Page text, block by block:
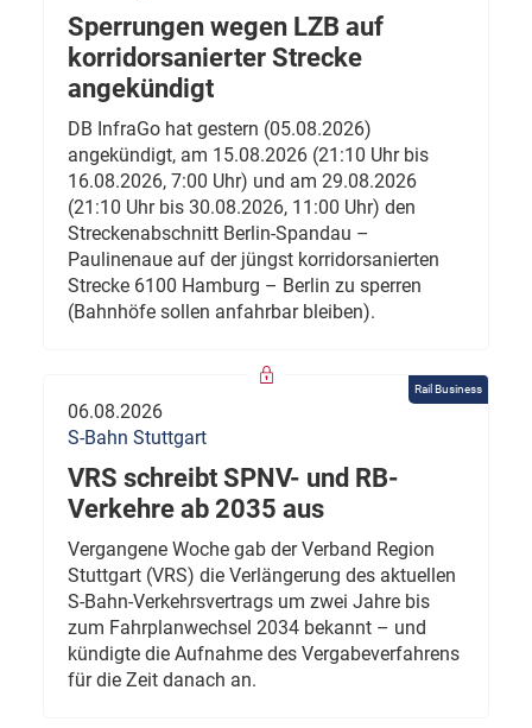
Sperrungen wegen LZB auf
korridorsanierter Strecke
angekündigt
DB InfraGo hat gestern (05.08.2026)
angekündigt, am 15.08.2026 (21:10 Uhr bis
16.08.2026, 7:00 Uhr) und am 29.08.2026
(21:10 Uhr bis 30.08.2026, 11:00 Uhr) den
Streckenabschnitt Berlin-Spandau –
Paulinenaue auf der jüngst korridorsanierten
Strecke 6100 Hamburg – Berlin zu sperren
(Bahnhöfe sollen anfahrbar bleiben).
Rail Business
06.08.2026
S-Bahn Stuttgart
VRS schreibt SPNV- und RB-
Verkehre ab 2035 aus
Vergangene Woche gab der Verband Region
Stuttgart (VRS) die Verlängerung des aktuellen
S-Bahn-Verkehrsvertrags um zwei Jahre bis
zum Fahrplanwechsel 2034 bekannt – und
kündigte die Aufnahme des Vergabeverfahrens
für die Zeit danach an.